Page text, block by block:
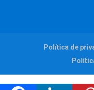
Política de
Web: